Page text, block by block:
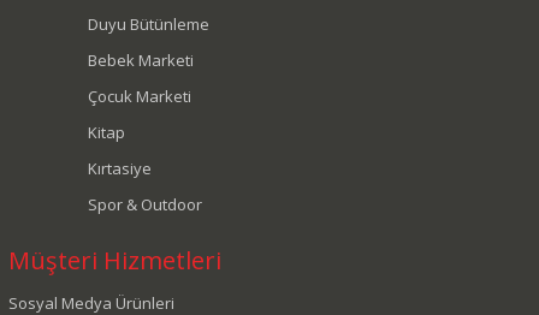
Duyu Bütünleme
Bebek Marketi
Çocuk Marketi
Kitap
Kırtasiye
Spor & Outdoor
Müşteri Hizmetleri
Sosyal Medya Ürünleri